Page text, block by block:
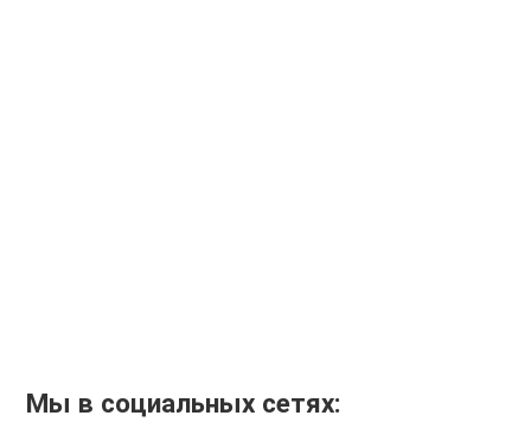
Мы в социальных сетях: